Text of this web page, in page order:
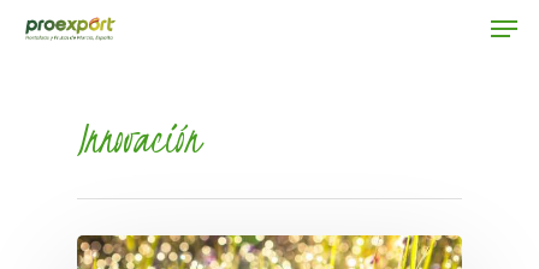
Hit enter to search or ESC to close
Innovación